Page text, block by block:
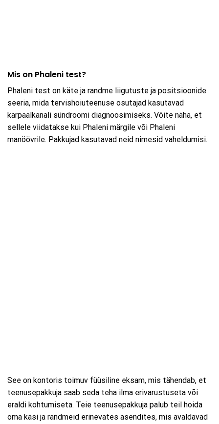
Mis on Phaleni test?
Phaleni test on käte ja randme liigutuste ja positsioonide
seeria, mida tervishoiuteenuse osutajad kasutavad
karpaalkanali sündroomi diagnoosimiseks. Võite näha, et
sellele viidatakse kui Phaleni märgile või Phaleni
manöövrile. Pakkujad kasutavad neid nimesid vaheldumisi.
See on kontoris toimuv füüsiline eksam, mis tähendab, et
teenusepakkuja saab seda teha ilma erivarustuseta või
eraldi kohtumiseta. Teie teenusepakkuja palub teil hoida
oma käsi ja randmeid erinevates asendites, mis avaldavad